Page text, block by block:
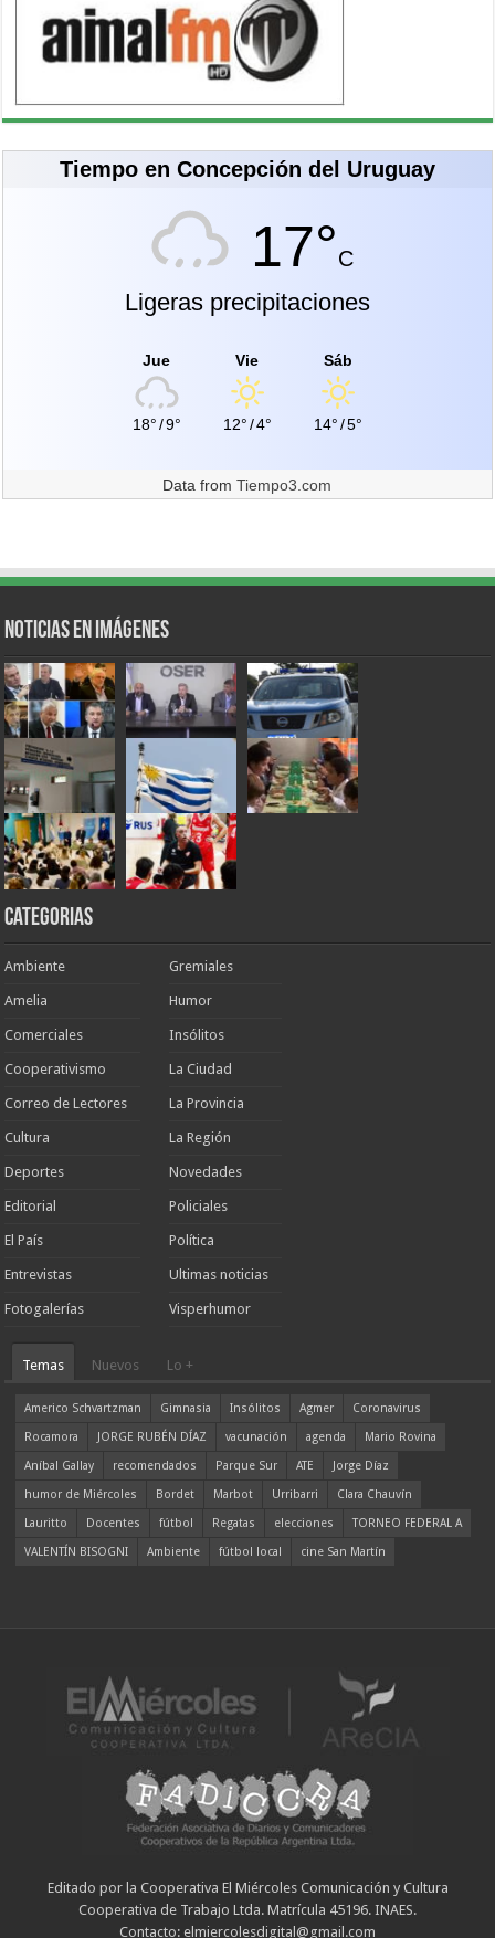
Tiempo en Concepción del Uruguay
17°C
Ligeras precipitaciones
Jue
18°/9°
Vie
12°/4°
Sáb
14°/5°
Data fromTiempo3.com
Noticias en Imágenes
Categorias
Ambiente
Amelia
Comerciales
Cooperativismo
Correo de Lectores
Cultura
Deportes
Editorial
El País
Entrevistas
Fotogalerías
Gremiales
Humor
Insólitos
La Ciudad
La Provincia
La Región
Novedades
Policiales
Política
Ultimas noticias
Visperhumor
Temas Nuevos Lo +
Americo Schvartzman Gimnasia Insólitos Agmer
Coronavirus
Rocamora
JORGE RUBÉN DÍAZ vacunación agenda
Mario Rovina
Aníbal Gallay
recomendados Parque Sur ATE
Jorge Díaz
humor de Miércoles
Bordet Marbot Urribarri
Clara Chauvín
Lauritto
Docentes fútbol Regatas elecciones
TORNEO FEDERAL A
VALENTÍN BISOGNI
Ambiente fútbol local cine San Martín
Editado por la Cooperativa El Miércoles Comunicación y Cultura
Cooperativa de Trabajo Ltda. Matrícula 45196. INAES.
Contacto: elmiercolesdigital@gmail.com